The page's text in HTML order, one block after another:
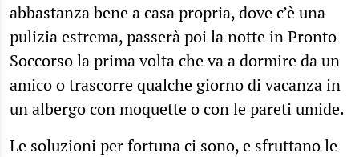
abbastanza bene a casa propria, dove c’è una
pulizia estrema, passerà poi la notte in Pronto
Soccorso la prima volta che va a dormire da un
amico o trascorre qualche giorno di vacanza in
un albergo con moquette o con le pareti umide.
Le soluzioni per fortuna ci sono, e sfruttano le